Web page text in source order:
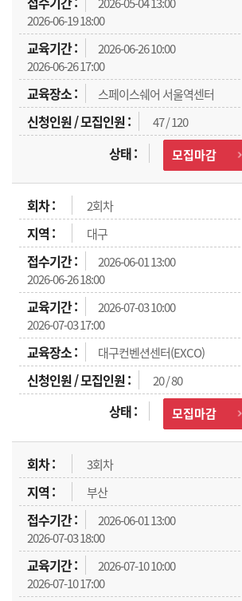
2026-06-19 18:00
2026-06-26 10:00
2026-06-26 17:00
스페이스쉐어 서울역센터
47 / 120
모집마감
2회차
대구
2026-06-01 13:00
2026-06-26 18:00
2026-07-03 10:00
2026-07-03 17:00
대구컨벤션센터(EXCO)
20 / 80
모집마감
3회차
부산
2026-06-01 13:00
2026-07-03 18:00
2026-07-10 10:00
2026-07-10 17:00